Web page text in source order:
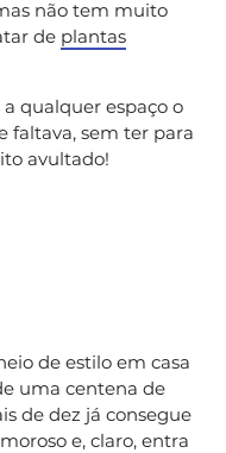
não tem muito
de plantas
qualquer espaço o
faltava, sem ter para
avultado!
de estilo em casa
uma centena de
de dez já consegue
e, claro, entra